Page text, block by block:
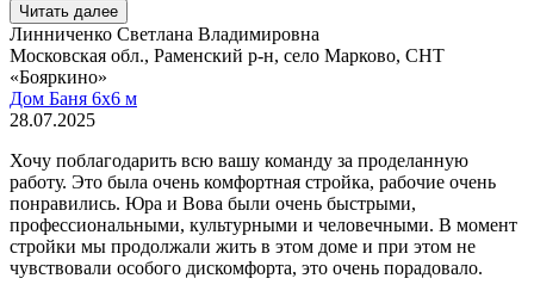
Читать далее
Линниченко Светлана Владимировна
Московская обл., Раменский р-н, село Марково, СНТ
«Бояркино»
Дом Баня 6х6 м
28.07.2025
Хочу поблагодарить всю вашу команду за проделанную
работу. Это была очень комфортная стройка, рабочие очень
понравились. Юра и Вова были очень быстрыми,
профессиональными, культурными и человечными. В момент
стройки мы продолжали жить в этом доме и при этом не
чувствовали особого дискомфорта, это очень порадовало.